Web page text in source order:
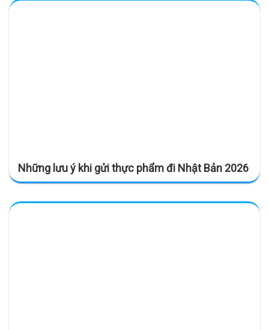
Những lưu ý khi gửi thực phẩm đi Nhật Bản 2026